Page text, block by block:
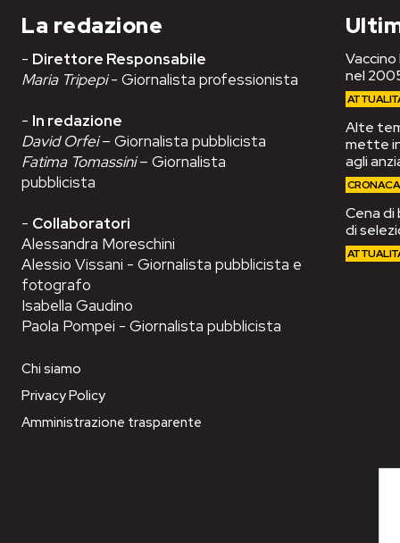
La redazione
- Direttore Responsabile
Maria Tripepi- Giornalista professionista
- In redazione
David Orfei– Giornalista pubblicista
Fatima Tomassini– Giornalista
pubblicista
- Collaboratori
Alessandra Moreschini
Alessio Vissani - Giornalista pubblicista e
fotografo
Isabella Gaudino
Paola Pompei - Giornalista pubblicista
Chi siamo
Privacy Policy
Amministrazione trasparente
nel
Alte
mette
agli
CRONACA
Cena di
di